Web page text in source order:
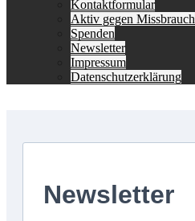
Kontaktformular
Aktiv gegen Missbrauch
Spenden
Newsletter
Impressum
Datenschutzerklärung